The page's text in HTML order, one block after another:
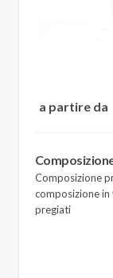
a partire da
Composizione
composizione in
pregiati